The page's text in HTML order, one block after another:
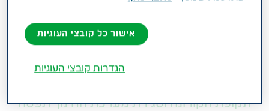
תקופת הקורונה וסגירת מערכת החינוך תפסה
אישור כל קובצי העוגיות
הגדרות קובצי העוגיות